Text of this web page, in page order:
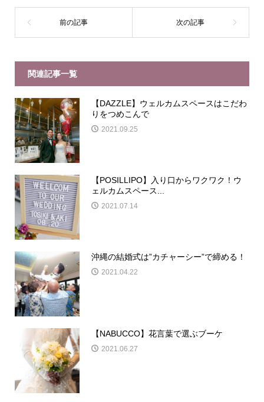
関連記事一覧
【DAZZLE】ウェルカムスペースはこだわ
りをつめこんで
2021.09.25
【POSILLIPO】入り口からワクワク！ウ
ェルカムスペース...
2021.07.14
沖縄の結婚式は”カチャーシー”で締める！
2021.04.22
【NABUCCO】花言葉で選ぶブーケ
2021.06.27